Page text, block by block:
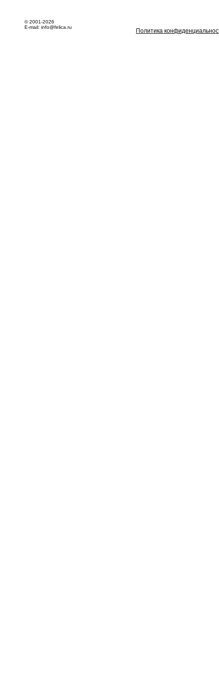
© 2001-2026
E-mail: info@felica.ru
Политика